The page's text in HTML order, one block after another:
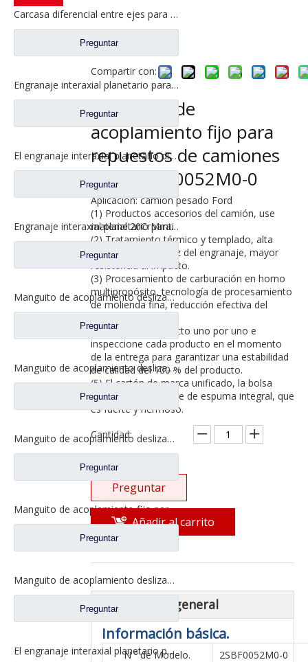
Carcasa diferencial entre ejes para piezas de camiones Fuwa AZ0042M0-8
Preguntar
Engranaje interaxial planetario para piezas de camiones Fuwa CF0001M0-5
Preguntar
El engranaje interaxial planetario diferencial de Interaxle para el camión de Fuwa parte CF0402M0-0
Preguntar
Engranaje interaxial planetario para piezas de camiones Fuwa 2SCF0040M0-8
Preguntar
Manguito de acoplamiento deslizante entre ejes para repuestos de camiones Ford BF0401M0-8
Preguntar
Manguito de acoplamiento deslizante de bloqueo diferencial para repuestos de camiones Ford 2SBF0053M0-1
Preguntar
Manguito de acoplamiento deslizante diferencial para piezas de repuesto 2SBF0051M0-9 de Ford Truck de eje Fuwa 470
Preguntar
Manguito de acoplamiento fijo para repuestos 2SBF0050M0-8 de Ford Truck de eje Fuwa 470
Preguntar
Manguito de acoplamiento deslizante para repuestos BF0047M0-4 de Ford Truck de eje Fuwa 330
Preguntar
El engranaje interaxial planetario para el eje trasero de Fuhua parte CF0040M0-8
Compartir con:
Manguito de
acoplamiento fijo para
repuestos de camiones
Ford 2SBF0052M0-0
Aplicación: camión pesado Ford
(1) Productos accesorios del camión, use
material 20CrMmti.
(2) Tratamiento térmico y templado, alta
resistencia de la raíz del engranaje, mayor
resistencia al impacto.
(3) Procesamiento de carburación en horno
multipropósito, tecnología de procesamiento
de molienda fina, reducción efectiva del
(4) Pruebe el producto uno por uno e
inspeccione cada producto en el momento
de la entrega para garantizar una estabilidad
de calidad del 100 % del producto.
(5) El cartón de marca unificado, la bolsa
interior y el embalaje de espuma integral, que
es fuerte y hermoso.
Cantidad:
Preguntar
Añadir al carrito
descripción general
Información básica.
N º de Modelo. 2SBF0052M0-0